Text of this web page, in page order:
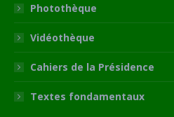
Photothèque
Vidéothèque
Cahiers de la Présidence
Textes fondamentaux